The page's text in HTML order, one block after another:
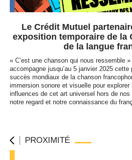
Le Crédit Mutuel
exposition temporaire de la
de la langue
« C’est une chanson qui nous ressemble
accompagne jusqu’au 5 janvier 2025 cette
succès mondiaux de la chanson
immersion sonore et visuelle pour
influences de cet art universel hors de
notre regard et notre connaissance du
PROXIMITÉ